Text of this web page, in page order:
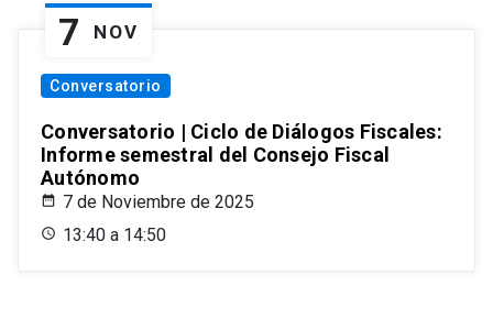
7 NOV
Conversatorio
Conversatorio | Ciclo de Diálogos Fiscales:
Informe semestral del Consejo Fiscal
Autónomo
7 de Noviembre de 2025
13:40 a 14:50